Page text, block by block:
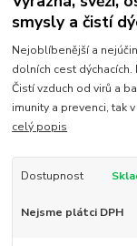
smysly a čistí
Nejoblíbenější a
dolních cest
Čistí vzduch od virů a
imunity a prevenci, tak
celý popis
Dostupnost
Nejsme plátci DPH